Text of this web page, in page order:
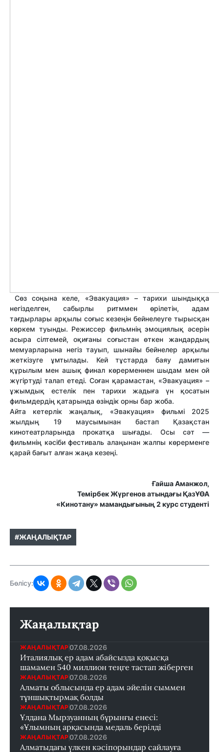
Сөз соңына келе, «Эвакуация» – тарихи шындыққа
негізделген, сабырлы ритммен өрілетін, адам
тағдырлары арқылы соғыс кезеңін бейнелеуге тырысқан
көркем туынды. Режиссер фильмнің эмоциялық әсерін
асыра сілтемей, оқиғаны соғыстан өткен жандардың
мемуарларына негіз тауып, шынайы бейнелер арқылы
жеткізуге ұмтылады. Кей тұстарда баяу дамитын
құрылым мен ашық финал көрерменнен шыдам мен ой
жүгіртуді талап етеді. Соған қарамастан, «Эвакуация» –
ұжымдық естелік пен тарихи жадыға үн қосатын
фильмдердің қатарында өзіндік орны бар жоба.
Айта кетерлік жаңалық, «Эвакуация» фильмі 2025
жылдың 19 маусымынан бастап Қазақстан
кинотеатрларында прокатқа шығады. Осы сәт —
фильмнің кәсіби фестиваль алаңынан жалпы көрерменге
қарай бағыт алған жаңа кезеңі.
Ғайша Аманжол,
Темірбек Жүргенов атындағы ҚазҰӨА
«Кинотану» мамандығының2 курс студенті
#ЖАҢАЛЫҚТАР
Бөлісу:
Жаңалықтар
ЖАҢАЛЫҚТАР 07.08.2026
Италиялық ер адам абайсызда қоқысқа
шамамен 540 миллион теңге тастап жіберген
ЖАҢАЛЫҚТАР 07.08.2026
Алматы облысында ер адам әйелін сыммен
тұншықтырмақ болды
ЖАҢАЛЫҚТАР 07.08.2026
Ұлдана Мырзуанның бұрынғы енесі:
«Ұлымның арқасында медаль берілді
ЖАҢАЛЫҚТАР 07.08.2026
Алматыдағы үлкен кәсіпорындар сайлауға